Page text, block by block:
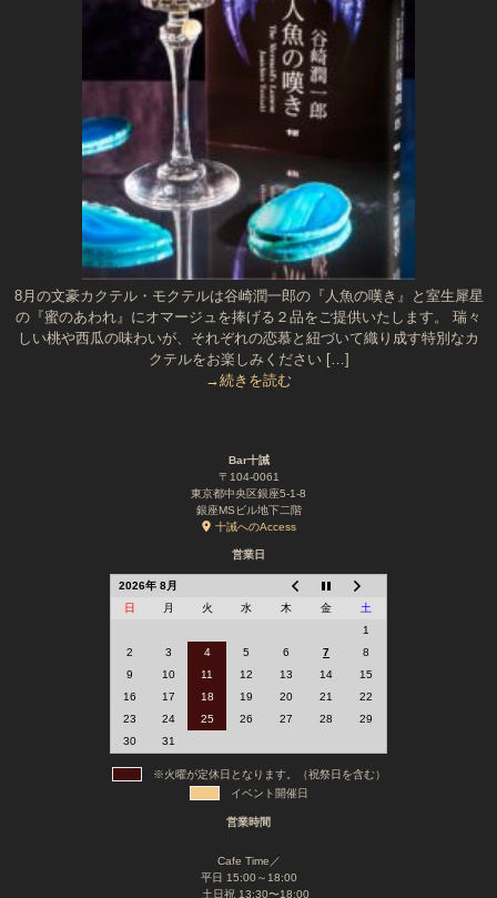
8月の文豪カクテル・モクテルは谷崎潤一郎の『人魚の嘆き』と室生犀星
の『蜜のあわれ』にオマージュを捧げる２品をご提供いたします。 瑞々
しい桃や西瓜の味わいが、それぞれの恋慕と紐づいて織り成す特別なカ
クテルをお楽しみください […]
→続きを読む
Bar十誡
〒104-0061
東京都中央区銀座5-1-8
銀座MSビル地下二階
十誡へのAccess
営業日
2026年 8月
日
月 火 水 木 金
土
1
2
3 4 5 6 7
8
9
10 11 12 13 14
15
16
17 18 19 20 21
22
23
24 25 26 27 28
29
30
31
※火曜が定休日となります。（祝祭日を含む）
イベント開催日
営業時間
Cafe Time／
平日 15:00～18:00
土日祝 13:30〜18:00